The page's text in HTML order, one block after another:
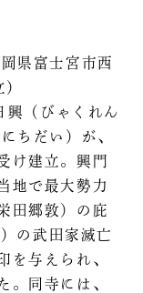
県富士宮市西
（びゃくれん
ちだい）が、
け建立。興門
地で最大勢力
田郷敦）の庇
の武田家滅亡
を与えられ、
。同寺には、